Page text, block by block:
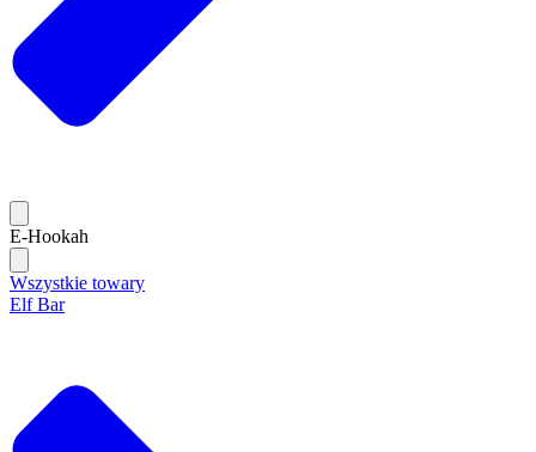
E-Hookah
Wszystkie towary
Elf Bar